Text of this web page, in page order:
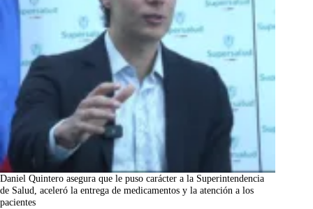
Daniel Quintero asegura que le puso carácter a la Superintendencia
de Salud, aceleró la entrega de medicamentos y la atención a los
pacientes